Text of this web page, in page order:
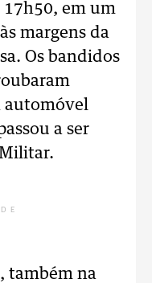
17h50, em um
margens da
Os bandidos
automóvel
a ser
também na